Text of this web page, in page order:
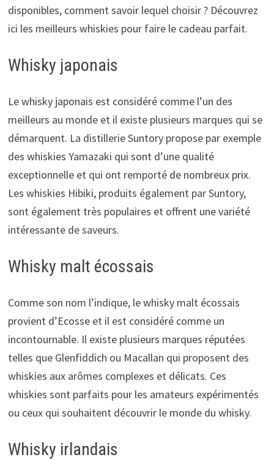
disponibles, comment savoir lequel choisir ? Découvrez
ici les meilleurs whiskies pour faire le cadeau parfait.
Whisky japonais
Le whisky japonais est considéré comme l’un des
meilleurs au monde et il existe plusieurs marques qui se
démarquent. La distillerie Suntory propose par exemple
des whiskies Yamazaki qui sont d’une qualité
exceptionnelle et qui ont remporté de nombreux prix.
Les whiskies Hibiki, produits également par Suntory,
sont également très populaires et offrent une variété
intéressante de saveurs.
Whisky malt écossais
Comme son nom l’indique, le whisky malt écossais
provient d’Ecosse et il est considéré comme un
incontournable. Il existe plusieurs marques réputées
telles que Glenfiddich ou Macallan qui proposent des
whiskies aux arômes complexes et délicats. Ces
whiskies sont parfaits pour les amateurs expérimentés
ou ceux qui souhaitent découvrir le monde du whisky.
Whisky irlandais